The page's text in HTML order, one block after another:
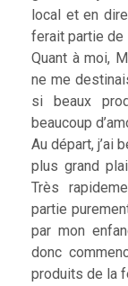
local et en
ferait partie de
Quant à moi,
ne me
si beaux
beaucoup
Au départ, j’ai
plus grand
Très
partie
par mon
donc
produits de la